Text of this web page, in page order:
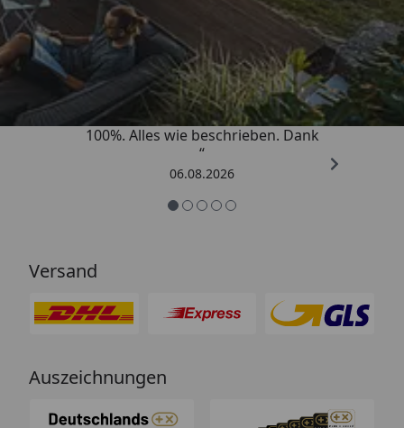
Trusted Shops
4,83/ 5
„Super schnell gelifert. Ware passt
100%. Alles wie beschrieben. Dank
“
06.08.2026
Versand
Auszeichnungen